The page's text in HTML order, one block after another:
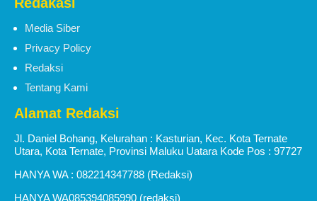
Media Siber
Privacy Policy
Redaksi
Tentang Kami
Alamat Redaksi
Jl. Daniel Bohang, Kelurahan : Kasturian, Kec. Kota Ternate
Utara, Kota Ternate, Provinsi Maluku Uatara Kode Pos : 97727
HANYA WA : 082214347788 (Redaksi)
HANYA WA085394085990 (redaksi)